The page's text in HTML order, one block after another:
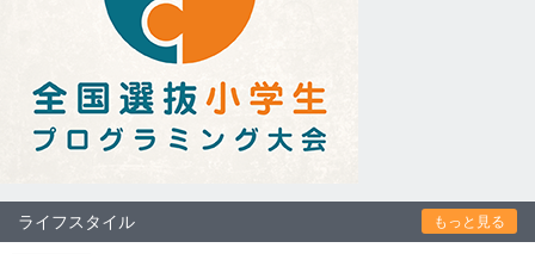
ライフスタイル もっと見る